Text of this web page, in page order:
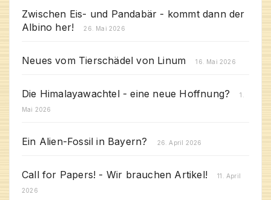
Zwischen Eis- und Pandabär - kommt dann der
Albino her!
26. Mai 2026
Neues vom Tierschädel von Linum 16. Mai 2026
Die Himalayawachtel - eine neue Hoffnung?
1.
Mai 2026
Ein Alien-Fossil in Bayern? 26. April 2026
Call for Papers! - Wir brauchen Artikel!
11. April
2026